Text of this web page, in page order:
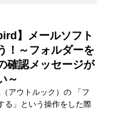
】メールソフト
！～フォルダーを
確認メッセージが
～
アウトルック）の 「フ
る」という操作をした際